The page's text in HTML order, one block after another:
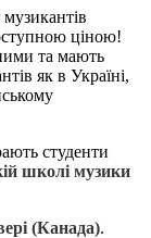
ціною!
та мають
як в Україні,
студенти
школі музики
(Канада).